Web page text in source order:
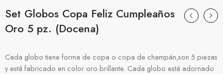
Set Globos Copa Feliz Cumpleaños
Oro 5 pz. (Docena)
Cada globo tiene forma de copa o copa de champán,son 5 piezas
y está fabricado en color oro brillante. Cada globo está adornado